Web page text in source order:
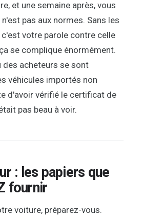
et une semaine après, vous
pas aux normes. Sans les
votre parole contre celle
se complique énormément.
des acheteurs se sont
véhicules importés non
d'avoir vérifié le certificat de
pas beau à voir.
: les papiers que
fournir
voiture, préparez-vous.